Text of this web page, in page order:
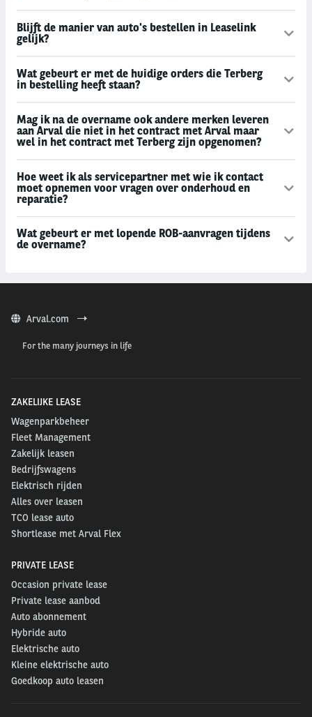
Blijft de manier van auto's bestellen in Leaselink
gelijk?
Wat gebeurt er met de huidige orders die Terberg
in bestelling heeft staan?
Mag ik na de overname ook andere merken leveren
aan Arval die niet in het contract met Arval maar
wel in het contract met Terberg zijn opgenomen?
Hoe weet ik als servicepartner met wie ik contact
moet opnemen voor vragen over onderhoud en
reparatie?
Wat gebeurt er met lopende ROB-aanvragen tijdens
de overname?
Arval.com
For the many journeys in life
ZAKELIJKE LEASE
Wagenparkbeheer
Fleet Management
Zakelijk leasen
Bedrijfswagens
Elektrisch rijden
Alles over leasen
TCO lease auto
Shortlease met Arval Flex
PRIVATE LEASE
Occasion private lease
Private lease aanbod
Auto abonnement
Hybride auto
Elektrische auto
Kleine elektrische auto
Goedkoop auto leasen